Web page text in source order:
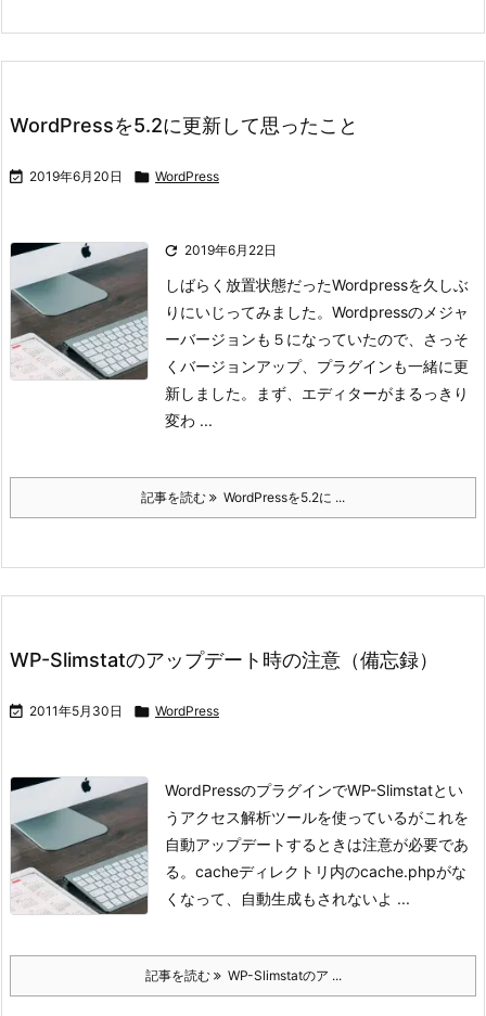
WordPressを5.2に更新して思ったこと
 2019年6月20日  WordPress
 2019年6月22日
しばらく放置状態だったWordpressを久しぶ
りにいじってみました。Wordpressのメジャ
ーバージョンも５になっていたので、さっそ
くバージョンアップ、プラグインも一緒に更
新しました。
まず、エディターがまるっきり
変わ ...
記事を読む WordPressを5.2に ...
WP-Slimstatのアップデート時の注意（備忘録）
 2011年5月30日  WordPress
WordPressのプラグインでWP-Slimstatとい
うアクセス解析ツールを使っているがこれを
自動アップデートするときは注意が必要であ
る。 cacheディレクトリ内のcache.phpがな
くなって、自動生成もされないよ ...
記事を読む WP-Slimstatのア ...